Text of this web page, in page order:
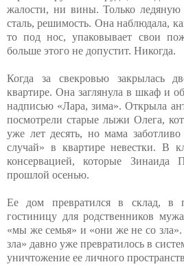
жалости, ни вины. Только ледяную
сталь, решимость. Она наблюдала,
то под нос, упаковывает свои
больше этого не допустит. Никогда.
Когда за свекровью закрылась
квартире. Она заглянула в шкаф и
надписью «Лара, зима». Открыла
посмотрели старые лыжи Олега,
уже лет десять, но мама
случай» в квартире невестки. В
консервацией, которые Зинаида
прошлой осенью.
Ее дом превратился в склад, в
гостиницу для родственников
«мы же семья» и «они же не со
зла» давно уже превратилось в
уничтожение ее личного